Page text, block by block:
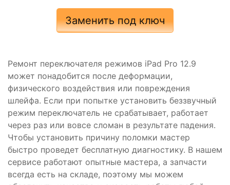
Заменить под ключ
Ремонт переключателя режимов iPad Pro 12.9
может понадобится после деформации,
физического воздействия или повреждения
шлейфа. Если при попытке установить беззвучный
режим переключатель не срабатывает, работает
через раз или вовсе сломан в результате падения.
Чтобы установить причину поломки мастер
быстро проведет бесплатную диагностику. В нашем
сервисе работают опытные мастера, а запчасти
всегда есть на складе, поэтому мы можем